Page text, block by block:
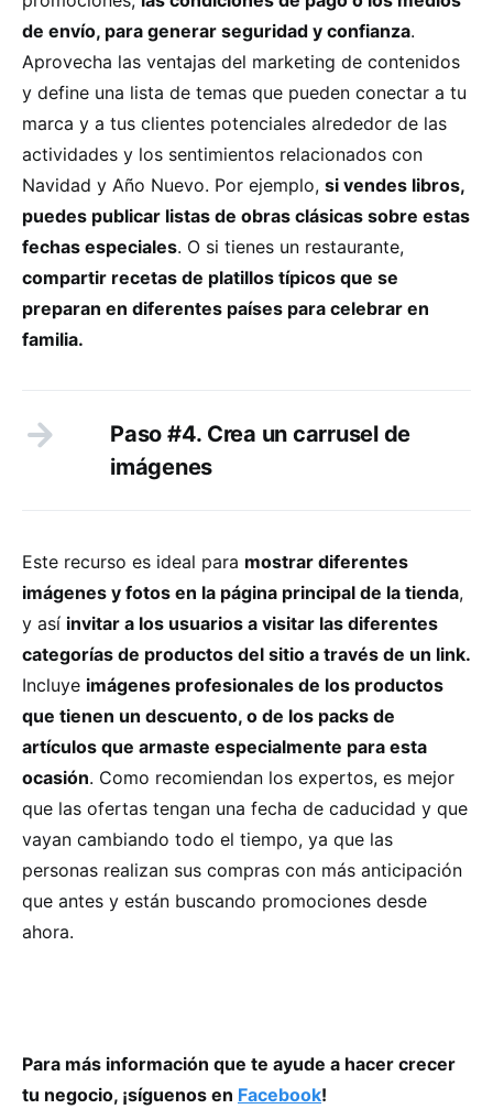
de envío, para generar seguridad y confianza.
Aprovecha las ventajas del marketing de contenidos
y define una lista de temas que pueden conectar a tu
marca y a tus clientes potenciales alrededor de las
actividades y los sentimientos relacionados con
Navidad y Año Nuevo. Por ejemplo, si vendes libros,
puedes publicar listas de obras clásicas sobre estas
fechas especiales. O si tienes un restaurante,
compartir recetas de platillos típicos que se
preparan en diferentes países para celebrar en
familia.
Paso #4. Crea un carrusel de
imágenes
Este recurso es ideal para mostrar diferentes
imágenes y fotos en la página principal de la tienda,
y así invitar a los usuarios a visitar las diferentes
categorías de productos del sitio a través de un link.
Incluye imágenes profesionales de los productos
que tienen un descuento, o de los packs de
artículos que armaste especialmente para esta
ocasión. Como recomiendan los expertos, es mejor
que las ofertas tengan una fecha de caducidad y que
vayan cambiando todo el tiempo, ya que las
personas realizan sus compras con más anticipación
que antes y están buscando promociones desde
ahora.
Para más información que te ayude a hacer crecer
tu negocio, ¡síguenos en Facebook!